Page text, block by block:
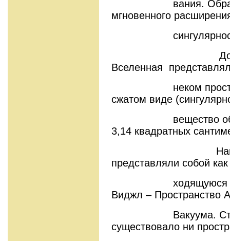
вания.
мгновенного
сингулярность
До
Вселенная
неком
сжатом виде
вещество
3,14 квадратных
Наш
представляли собой
ходящуюся в
Виджл – Пространство
Вакуума.
существовало ни